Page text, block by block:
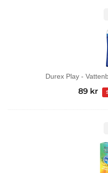
Durex Play -
Det
priset
89 kr